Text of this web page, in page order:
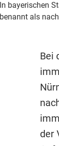
In bayerischen
benannt als
Bei
der